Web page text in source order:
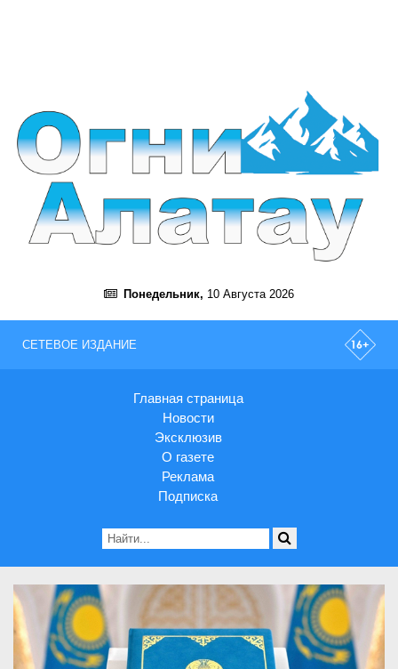
Понедельник, 10 Августа 2026
СЕТЕВОЕ ИЗДАНИЕ
Главная страница
Новости
Эксклюзив
О газете
Реклама
Подписка